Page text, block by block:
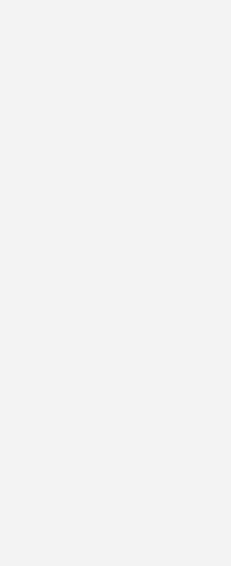
ein kostenloses Tool
Nachbarstrom zeigt,
Sonnenstrom zu
Solarstrom direkt mit
im Energiewirtschaftsgesetz
überschüssigen
verkaufen – zu
Pflichten aus der Lieferung
seiner Anlage herausholen
zahlt weniger als beim
sich Energy Sharing im wirklich
Netzentgelten,